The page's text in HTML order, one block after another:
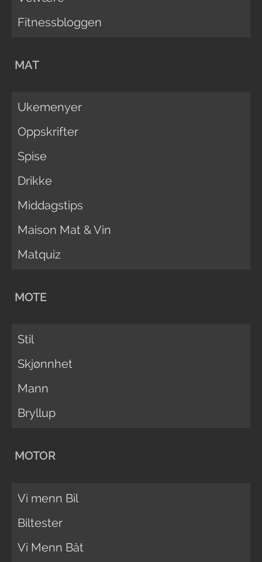
Fitnessbloggen
MAT
Ukemenyer
Oppskrifter
Spise
Drikke
Middagstips
Maison Mat & Vin
Matquiz
MOTE
Stil
Skjønnhet
Mann
Bryllup
MOTOR
Vi menn Bil
Biltester
Vi Menn Båt